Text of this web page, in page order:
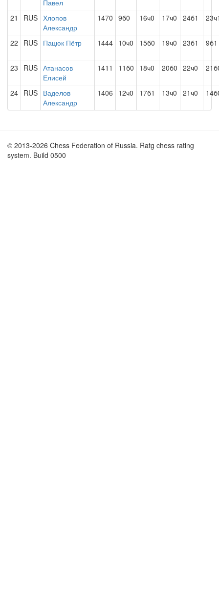
Павел
21
RUS Хлопов
Александр
1470 9б0 16ч0 17ч0 24б1
22 RUS Пацюк Пётр 1444 10ч0 15б0 19ч0 23б1 9б1
23 RUS Атанасов
Елисей
1411 11б0 18ч0 20б0 22ч0
24 RUS Ваделов
Александр
1406 12ч0 17б1 13ч0 21ч0
© 2013-2026 Chess Federation of Russia. Ratg chess rating
system. Build 0500